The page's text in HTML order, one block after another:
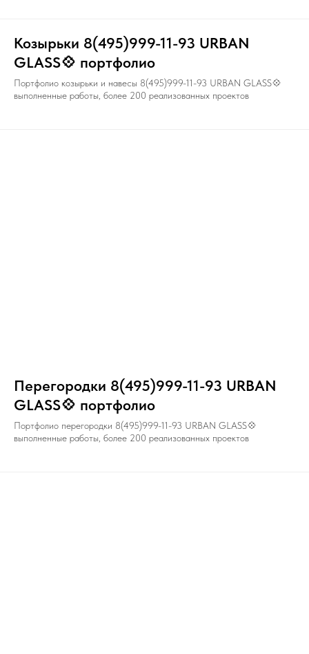
Козырьки 8(495)999-11-93 URBAN
GLASS💠 портфолио
Портфолио козырьки и навесы 8(495)999-11-93 URBAN GLASS💠
выполненные работы, более 200 реализованных проектов
Перегородки 8(495)999-11-93 URBAN
GLASS💠 портфолио
Портфолио перегородки 8(495)999-11-93 URBAN GLASS💠
выполненные работы, более 200 реализованных проектов